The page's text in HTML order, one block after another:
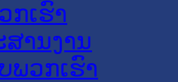
ກເຮົາ
ານງານ
ພວກເຮົາ